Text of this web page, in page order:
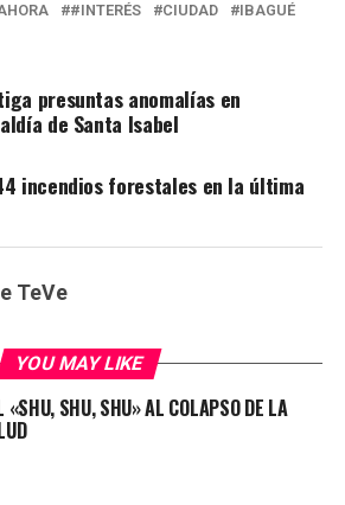
#INTERÉS CIUDAD
IBAGUÉ
presuntas anomalías en
de Santa Isabel
incendios forestales en la última
TeVe
YOU MAY LIKE
«SHU, SHU, SHU» AL COLAPSO DE LA